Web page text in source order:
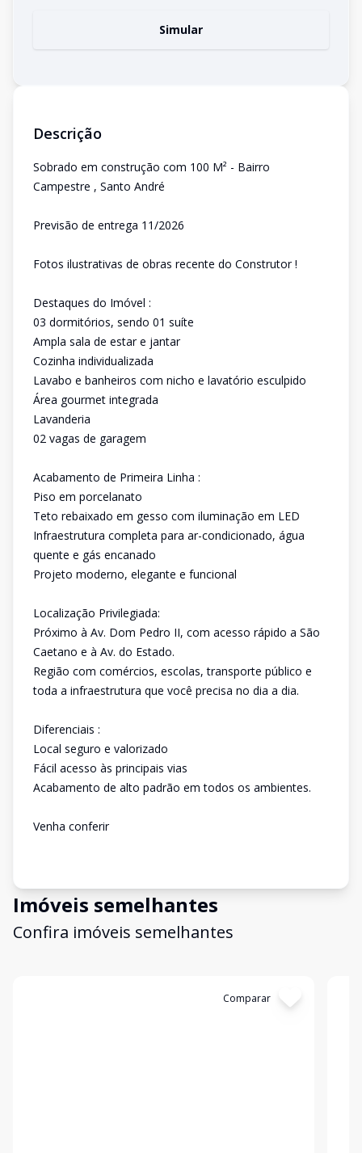
Simular
Descrição
Sobrado em construção com 100 M² - Bairro
Campestre , Santo André
Previsão de entrega 11/2026
Fotos ilustrativas de obras recente do Construtor !
Destaques do Imóvel :
03 dormitórios, sendo 01 suíte
Ampla sala de estar e jantar
Cozinha individualizada
Lavabo e banheiros com nicho e lavatório esculpido
Área gourmet integrada
Lavanderia
02 vagas de garagem
Acabamento de Primeira Linha :
Piso em porcelanato
Teto rebaixado em gesso com iluminação em LED
Infraestrutura completa para ar-condicionado, água
quente e gás encanado
Projeto moderno, elegante e funcional
Localização Privilegiada:
Próximo à Av. Dom Pedro II, com acesso rápido a São
Caetano e à Av. do Estado.
Região com comércios, escolas, transporte público e
toda a infraestrutura que você precisa no dia a dia.
Diferenciais :
Local seguro e valorizado
Fácil acesso às principais vias
Acabamento de alto padrão em todos os ambientes.
Venha conferir
Imóveis semelhantes
Confira imóveis semelhantes
Comparar